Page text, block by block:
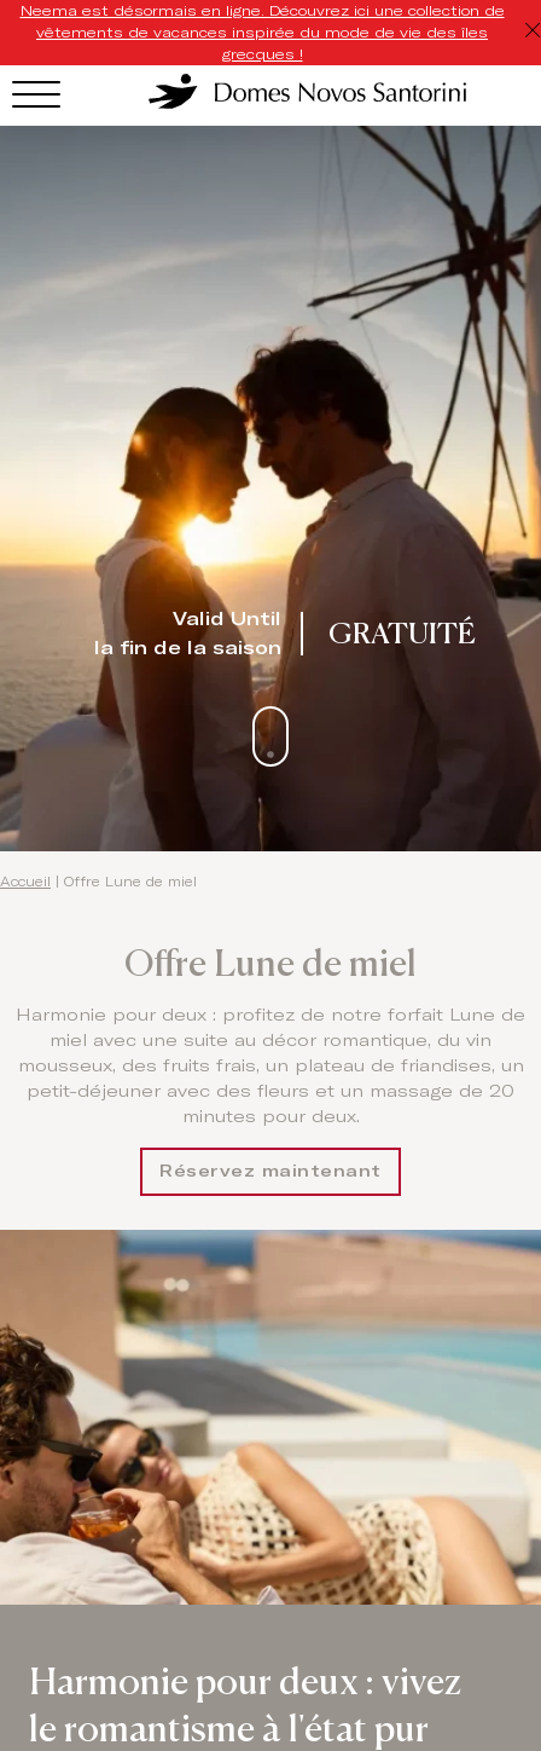
Neema est désormais en ligne. Découvrez ici une collection de
vêtements de vacances inspirée du mode de vie des îles
grecques !
Valid Until
la fin de la saison
GRATUITÉ
Accueil Offre Lune de miel
Offre Lune de miel
Harmonie pour deux : profitez de notre forfait Lune de
miel avec une suite au décor romantique, du vin
mousseux, des fruits frais, un plateau de friandises, un
petit-déjeuner avec des fleurs et un massage de 20
minutes pour deux.
Réservez maintenant
Harmonie pour deux : vivez
le romantisme à l'état pur